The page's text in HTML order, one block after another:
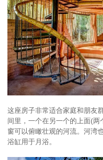
这座房子非常适合家庭和朋友
间里，一个在另一个的上面(
窗可以俯瞰壮观的河流。河湾
浴缸用于月浴。